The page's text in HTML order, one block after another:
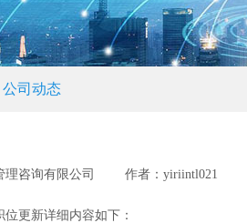
公司动态
咨询有限公司 作者： yiriintl021
更新详细内容如下：